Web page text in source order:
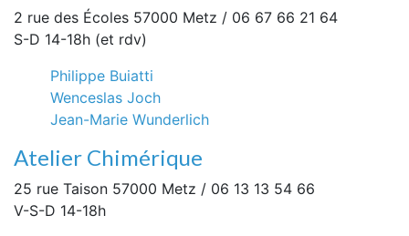
2 rue des Écoles 57000 Metz / 06 67 66 21 64
S-D 14-18h (et rdv)
Philippe Buiatti
Wenceslas Joch
Jean-Marie Wunderlich
Atelier Chimérique
25 rue Taison 57000 Metz / 06 13 13 54 66
V-S-D 14-18h